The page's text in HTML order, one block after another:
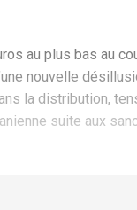
au plus bas au
nouvelle
la distribution,
suite aux